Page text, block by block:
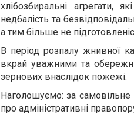
хлібозбиральні агрегати,
недбалість та
а тим більше не
В період розпалу жнивної
вкрай уважними та
зернових внаслідок пожежі.
Наголошуємо: за самовільне
про адміністративні